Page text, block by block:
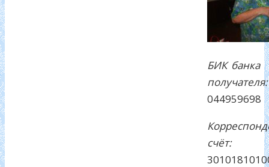
БИК банка
получателя:
044959698
счёт: